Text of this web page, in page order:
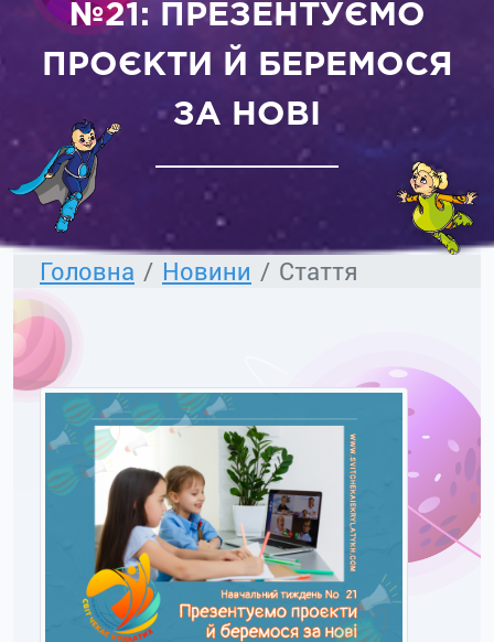
№21: ПРЕЗЕНТУЄМО
ПРОЄКТИ Й БЕРЕМОСЯ
ЗА НОВІ
Головна Новини Стаття